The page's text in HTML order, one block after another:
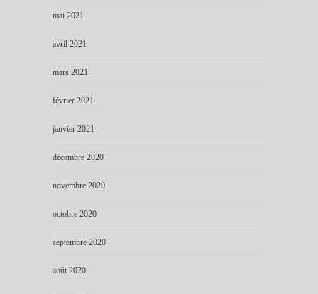
mai 2021
avril 2021
mars 2021
février 2021
janvier 2021
décembre 2020
novembre 2020
octobre 2020
septembre 2020
août 2020